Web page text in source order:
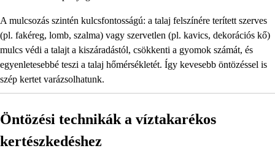
A mulcsozás szintén kulcsfontosságú: a talaj felszínére terített szerves
(pl. fakéreg, lomb, szalma) vagy szervetlen (pl. kavics, dekorációs kő)
mulcs védi a talajt a kiszáradástól, csökkenti a gyomok számát, és
egyenletesebbé teszi a talaj hőmérsékletét. Így kevesebb öntözéssel is
szép kertet varázsolhatunk.
Öntözési technikák a víztakarékos
kertészkedéshez